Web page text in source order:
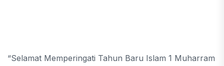
“Selamat Memperingati Tahun Baru Islam 1 Muharram